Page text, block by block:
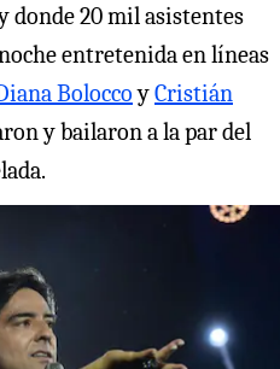
donde 20 mil asistentes
entretenida en líneas
BoloccoyCristián
y bailaron a la par del